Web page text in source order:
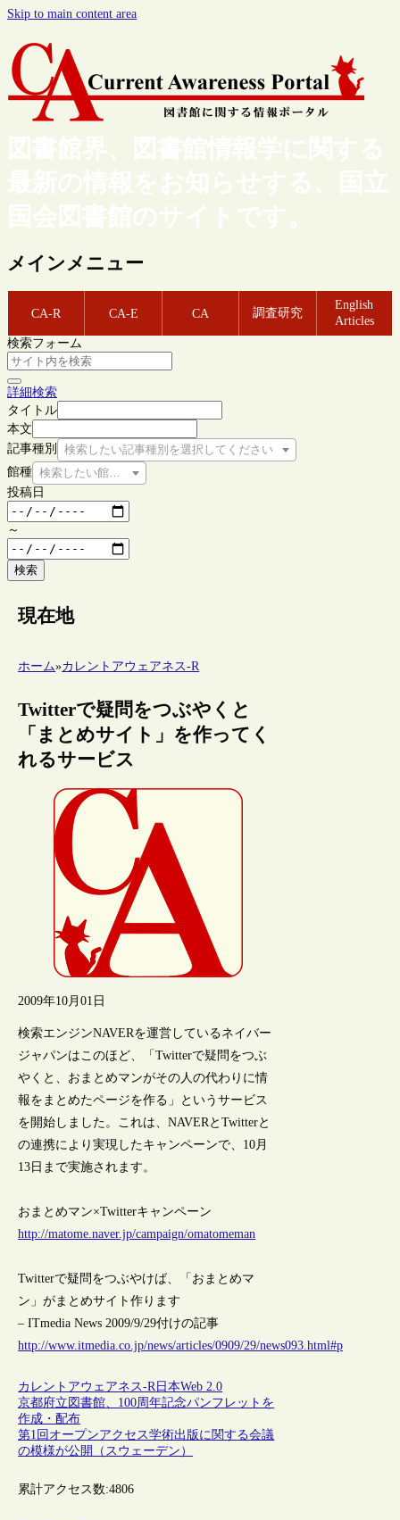
Skip to main content area
図書館界、図書館情報学に関する
最新の情報をお知らせする、国立
国会図書館のサイトです。
メインメニュー
CA-R CA-E CA 調査研究
English
Articles
検索フォーム
詳細検索
タイトル
本文
記事種別
検索したい記事種別を選択してください
館種 検索したい館種を選択してください
投稿日
～
検索
現在地
ホーム»カレントアウェアネス-R
Twitterで疑問をつぶやくと
「まとめサイト」を作ってく
れるサービス
2009年10月01日
検索エンジンNAVERを運営しているネイバー
ジャパンはこのほど、「Twitterで疑問をつぶ
やくと、おまとめマンがその人の代わりに情
報をまとめたページを作る」というサービス
を開始しました。これは、NAVERとTwitterと
の連携により実現したキャンペーンで、10月
13日まで実施されます。
おまとめマン×Twitterキャンペーン
http://matome.naver.jp/campaign/omatomeman
Twitterで疑問をつぶやけば、「おまとめマ
ン」がまとめサイト作ります
– ITmedia News 2009/9/29付けの記事
http://www.itmedia.co.jp/news/articles/0909/29/news093.html#p
カレントアウェアネス-R日本Web 2.0
京都府立図書館、100周年記念パンフレットを
作成・配布
第1回オープンアクセス学術出版に関する会議
の模様が公開（スウェーデン）
累計アクセス数:4806